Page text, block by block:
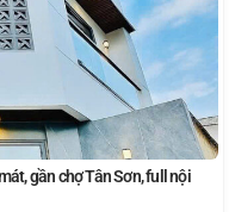
gần chợ Tân Sơn, full nội